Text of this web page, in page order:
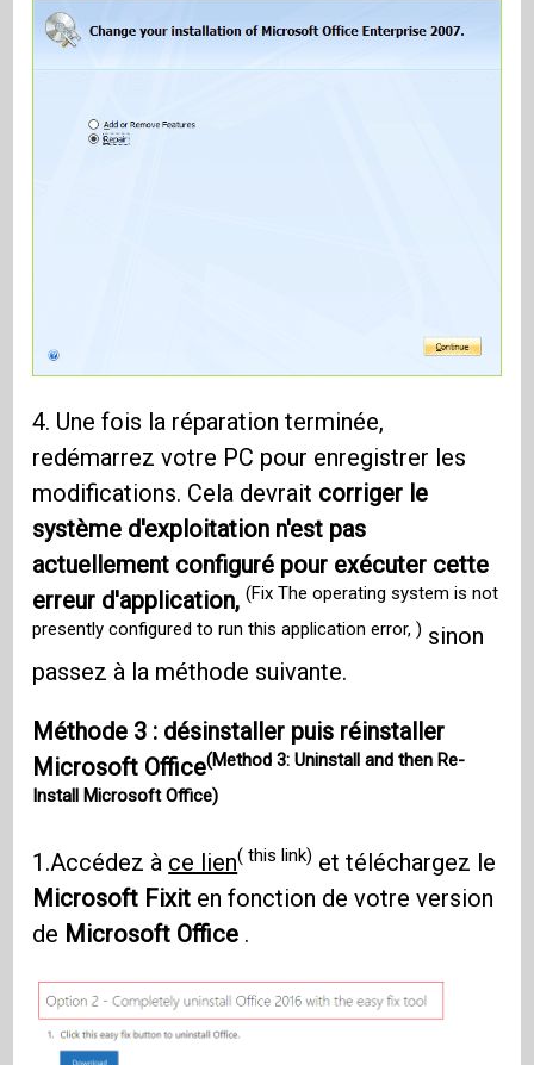
4. Une fois la réparation terminée,
redémarrez votre PC pour enregistrer les
modifications. Cela devrait corriger le
système d'exploitation n'est pas
actuellement configuré pour exécuter cette
erreur d'application,(Fix The operating system is not
presently configured to run this application error, ) sinon
passez à la méthode suivante.
Méthode 3 : désinstaller puis réinstaller
Microsoft Office(Method 3: Uninstall and then Re-
Install Microsoft Office)
1.Accédez à ce lien( this link) et téléchargez le
Microsoft Fixit en fonction de votre version
de Microsoft Office .